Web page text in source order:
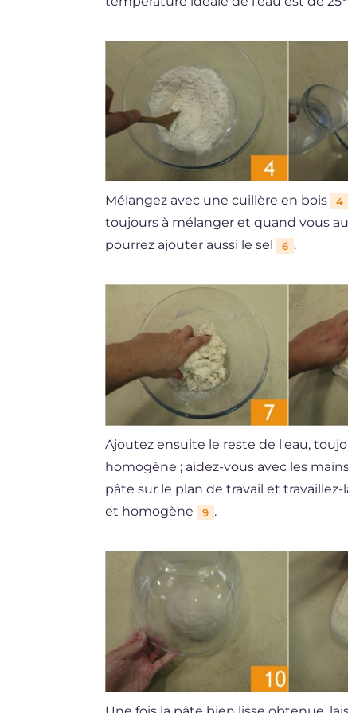
Mélangez avec une cuillère en bois 4
toujours à mélanger et quand vous
pourrez ajouter aussi le sel
6 .
Ajoutez ensuite le reste de l'eau,
homogène ; aidez-vous avec les
pâte sur le plan de travail et travaillez-
et homogène
9 .